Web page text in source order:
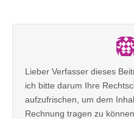
Lieber Verfasser dieses
ich bitte darum Ihre
aufzufrischen, um dem
Rechnung tragen zu können.